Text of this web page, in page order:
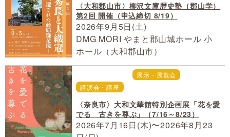
〈大和郡山市〉柳沢文庫歴史塾（郡山学）
第2回 開催（申込締切 8/19）
2026年9月5日(土)
DMG MORI やまと郡山城ホール 小
ホール（大和郡山市）
展示・展覧会
講演会・講座
〈奈良市〉大和文華館特別企画展「花を愛
でる 古きを尊ぶ」（7/16～8/23）
2026年7月16日(木)〜2026年8月23